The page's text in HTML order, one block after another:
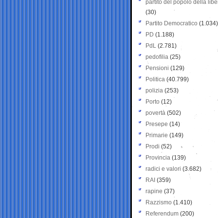
partito del popolo della
(30)
Partito Democratico (1.034)
PD (1.188)
PdL (2.781)
pedofilia (25)
Pensioni (129)
Politica (40.799)
polizia (253)
Porto (12)
povertà (502)
Presepe (14)
Primarie (149)
Prodi (52)
Provincia (139)
radici e valori (3.682)
RAI (359)
rapine (37)
Razzismo (1.410)
Referendum (200)